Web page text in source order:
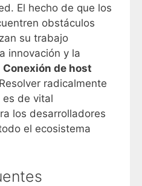
El hecho de que los
obstáculos
su trabajo
innovación y la
Conexión de host
Resolver radicalmente
es de vital
los desarrolladores
el ecosistema